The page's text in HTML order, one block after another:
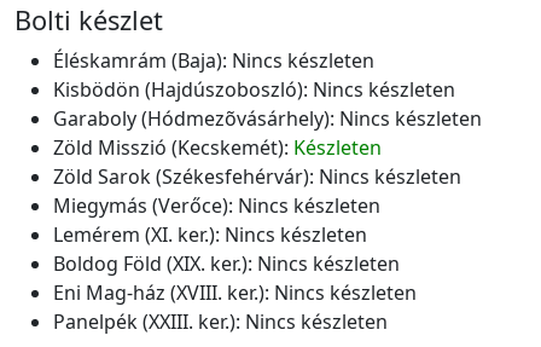
Bolti készlet
Éléskamrám (Baja): Nincs készleten
Kisbödön (Hajdúszoboszló): Nincs készleten
Garaboly (Hódmezõvásárhely): Nincs készleten
Zöld Misszió (Kecskemét): Készleten
Zöld Sarok (Székesfehérvár): Nincs készleten
Miegymás (Verőce): Nincs készleten
Lemérem (XI. ker.): Nincs készleten
Boldog Föld (XIX. ker.): Nincs készleten
Eni Mag-ház (XVIII. ker.): Nincs készleten
Panelpék (XXIII. ker.): Nincs készleten